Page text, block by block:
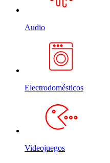
Audio
Electrodomésticos
Videojuegos